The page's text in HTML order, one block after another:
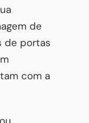
de
de portas
com a